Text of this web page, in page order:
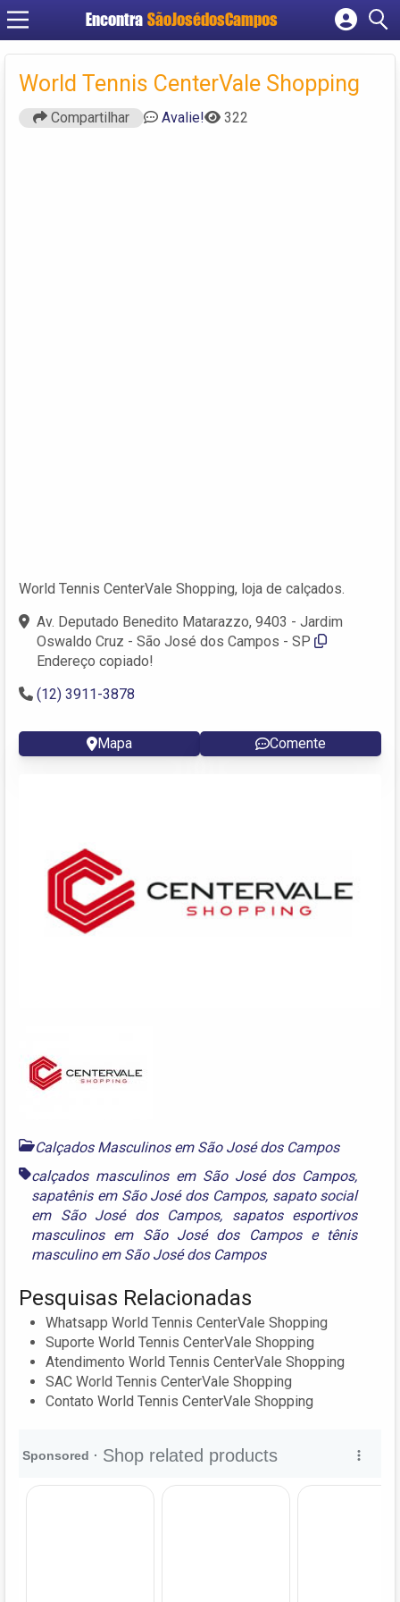
Encontra SãoJosédosCampos
Cadastrar empresa
Criar conta
World Tennis CenterVale Shopping
Compartilhar Avalie! 322
World Tennis CenterVale Shopping, loja de calçados.
Av. Deputado Benedito Matarazzo, 9403 - Jardim
Oswaldo Cruz - São José dos Campos - SP
Endereço copiado!
(12) 3911-3878
Mapa Comente
Calçados Masculinos em São José dos Campos
calçados masculinos em São José dos Campos,
sapatênis em São José dos Campos, sapato social
em São José dos Campos, sapatos esportivos
masculinos em São José dos Campose tênis
masculino em São José dos Campos
Pesquisas Relacionadas
Whatsapp World Tennis CenterVale Shopping
Suporte World Tennis CenterVale Shopping
Atendimento World Tennis CenterVale Shopping
SAC World Tennis CenterVale Shopping
Contato World Tennis CenterVale Shopping